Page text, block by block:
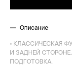
Описание
• КЛАССИЧЕСКАЯ
И ЗАДНЕЙ СТОРОНЕ.
ПОДГОТОВКА.